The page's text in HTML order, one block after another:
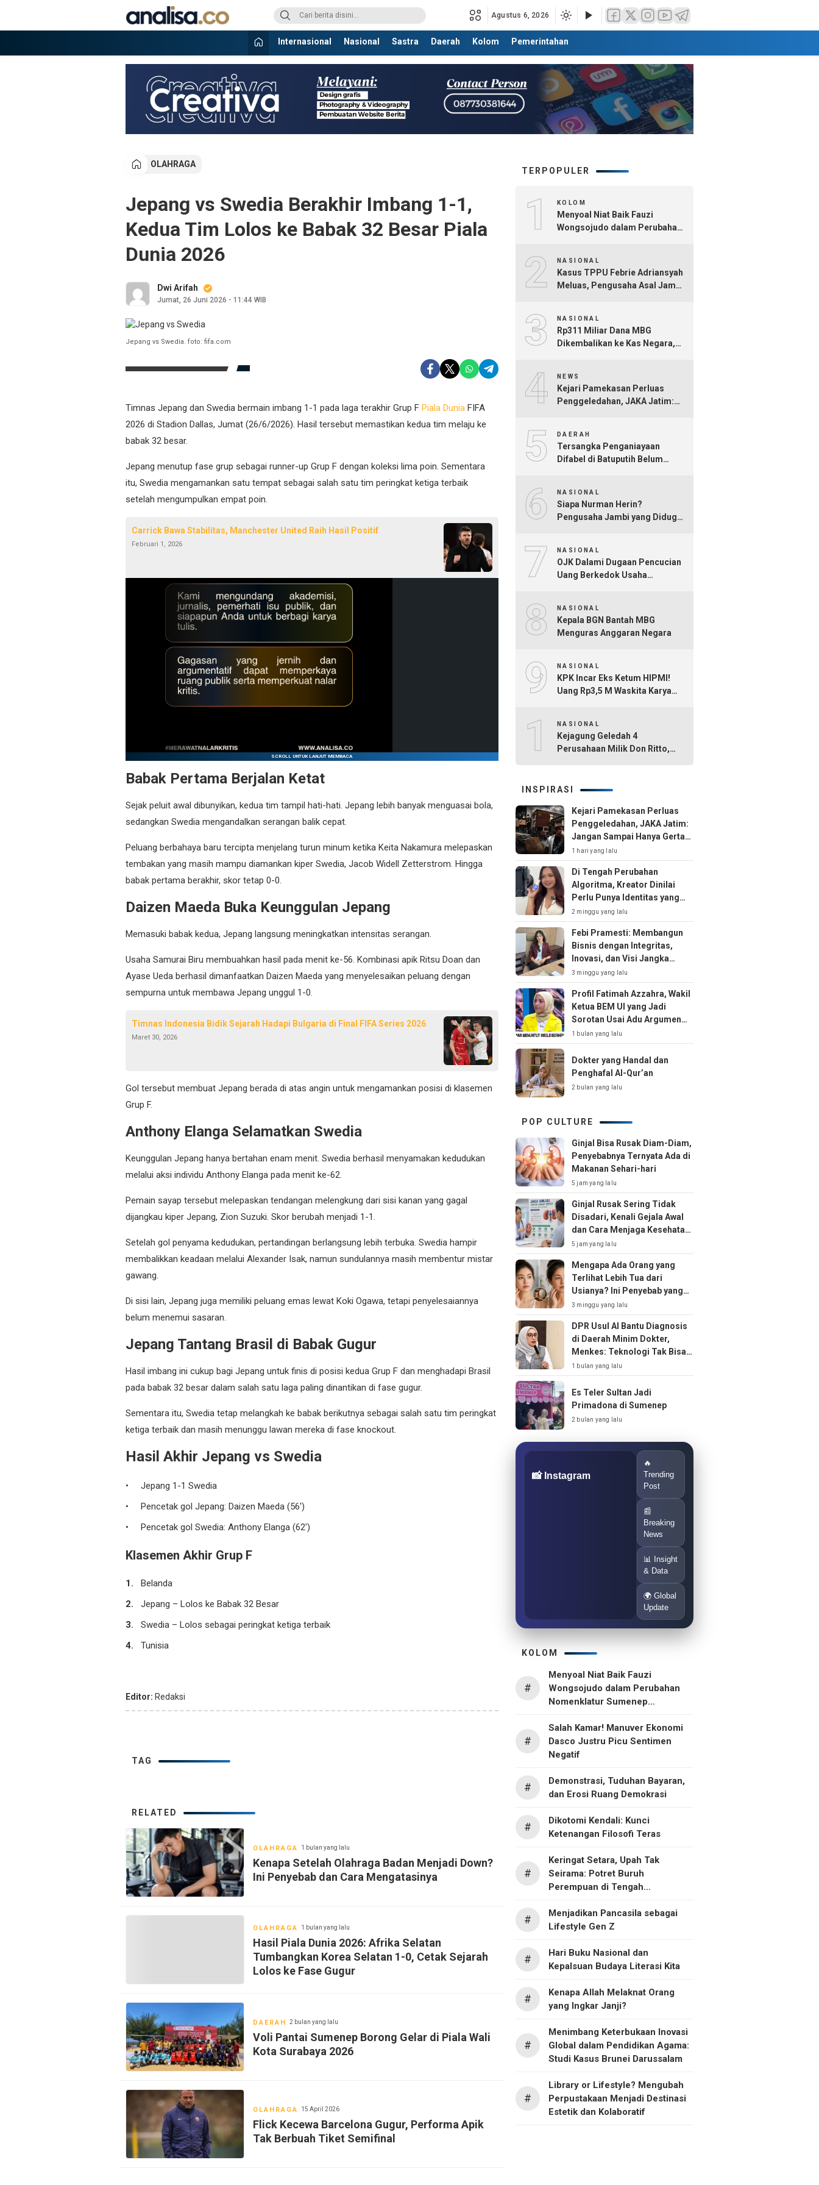
konten
Agustus 6, 2026
Internasional Nasional Sastra Daerah Kolom Pemerintahan
OLAHRAGA
Jepang vs Swedia Berakhir Imbang 1-1,
Kedua Tim Lolos ke Babak 32 Besar Piala
Dunia 2026
Dwi Arifah
Jumat, 26 Juni 2026 - 11:44 WIB
Jepang vs Swedia. foto: fifa.com
Timnas Jepang dan Swedia bermain imbang 1-1 pada laga terakhir Grup F Piala Dunia FIFA
2026 di Stadion Dallas, Jumat (26/6/2026). Hasil tersebut memastikan kedua tim melaju ke
babak 32 besar.
Jepang menutup fase grup sebagai runner-up Grup F dengan koleksi lima poin. Sementara
itu, Swedia mengamankan satu tempat sebagai salah satu tim peringkat ketiga terbaik
setelah mengumpulkan empat poin.
Carrick Bawa Stabilitas, Manchester United Raih Hasil Positif
Februari 1, 2026
SCROLL UNTUK LANJUT MEMBACA
Babak Pertama Berjalan Ketat
Sejak peluit awal dibunyikan, kedua tim tampil hati-hati. Jepang lebih banyak menguasai bola,
sedangkan Swedia mengandalkan serangan balik cepat.
Peluang berbahaya baru tercipta menjelang turun minum ketika Keita Nakamura melepaskan
tembakan yang masih mampu diamankan kiper Swedia, Jacob Widell Zetterstrom. Hingga
babak pertama berakhir, skor tetap 0-0.
Daizen Maeda Buka Keunggulan Jepang
Memasuki babak kedua, Jepang langsung meningkatkan intensitas serangan.
Usaha Samurai Biru membuahkan hasil pada menit ke-56. Kombinasi apik Ritsu Doan dan
Ayase Ueda berhasil dimanfaatkan Daizen Maeda yang menyelesaikan peluang dengan
sempurna untuk membawa Jepang unggul 1-0.
Timnas Indonesia Bidik Sejarah Hadapi Bulgaria di Final FIFA Series 2026
Maret 30, 2026
Gol tersebut membuat Jepang berada di atas angin untuk mengamankan posisi di klasemen
Grup F.
Anthony Elanga Selamatkan Swedia
Keunggulan Jepang hanya bertahan enam menit. Swedia berhasil menyamakan kedudukan
melalui aksi individu Anthony Elanga pada menit ke-62.
Pemain sayap tersebut melepaskan tendangan melengkung dari sisi kanan yang gagal
dijangkau kiper Jepang, Zion Suzuki. Skor berubah menjadi 1-1.
Setelah gol penyama kedudukan, pertandingan berlangsung lebih terbuka. Swedia hampir
membalikkan keadaan melalui Alexander Isak, namun sundulannya masih membentur mistar
gawang.
Di sisi lain, Jepang juga memiliki peluang emas lewat Koki Ogawa, tetapi penyelesaiannya
belum menemui sasaran.
Jepang Tantang Brasil di Babak Gugur
Hasil imbang ini cukup bagi Jepang untuk finis di posisi kedua Grup F dan menghadapi Brasil
pada babak 32 besar dalam salah satu laga paling dinantikan di fase gugur.
Sementara itu, Swedia tetap melangkah ke babak berikutnya sebagai salah satu tim peringkat
ketiga terbaik dan masih menunggu lawan mereka di fase knockout.
Hasil Akhir Jepang vs Swedia
Jepang 1-1 Swedia
Pencetak gol Jepang: Daizen Maeda (56′)
Pencetak gol Swedia: Anthony Elanga (62′)
Klasemen Akhir Grup F
Belanda
Jepang – Lolos ke Babak 32 Besar
Swedia – Lolos sebagai peringkat ketiga terbaik
Tunisia
Editor: Redaksi
TAG
RELATED
OLAHRAGA 1 bulan yang lalu
Kenapa Setelah Olahraga Badan Menjadi Down?
Ini Penyebab dan Cara Mengatasinya
OLAHRAGA 1 bulan yang lalu
Hasil Piala Dunia 2026: Afrika Selatan
Tumbangkan Korea Selatan 1-0, Cetak Sejarah
Lolos ke Fase Gugur
DAERAH 2 bulan yang lalu
Voli Pantai Sumenep Borong Gelar di Piala Wali
Kota Surabaya 2026
OLAHRAGA 15 April 2026
Flick Kecewa Barcelona Gugur, Performa Apik
Tak Berbuah Tiket Semifinal
TERPOPULER
1 KOLOM
Menyoal Niat Baik Fauzi
Wongsojudo dalam Perubahan
2 NASIONAL
Kasus TPPU Febrie Adriansyah
Meluas, Pengusaha Asal Jambi
3 NASIONAL
Rp311 Miliar Dana MBG
Dikembalikan ke Kas Negara,
4 NEWS
Kejari Pamekasan Perluas
Penggeledahan, JAKA Jatim:
5 DAERAH
Tersangka Penganiayaan
Difabel di Batuputih Belum
6 NASIONAL
Siapa Nurman Herin?
Pengusaha Jambi yang Diduga
7 NASIONAL
OJK Dalami Dugaan Pencucian
Uang Berkedok Usaha
8 NASIONAL
Kepala BGN Bantah MBG
Menguras Anggaran Negara
9 NASIONAL
KPK Incar Eks Ketum HIPMI!
Uang Rp3,5 M Waskita Karya
10NASIONAL
Kejagung Geledah 4
Perusahaan Milik Don Ritto,
INSPIRASI
Kejari Pamekasan Perluas
Penggeledahan, JAKA Jatim:
Jangan Sampai Hanya Gertak
Sambal!
1 hari yang lalu
Di Tengah Perubahan
Algoritma, Kreator Dinilai
Perlu Punya Identitas yang
Kuat
2 minggu yang lalu
Febi Pramesti: Membangun
Bisnis dengan Integritas,
Inovasi, dan Visi Jangka
Panjang
3 minggu yang lalu
Profil Fatimah Azzahra, Wakil
Ketua BEM UI yang Jadi
Sorotan Usai Adu Argumen
soal MBG
1 bulan yang lalu
Dokter yang Handal dan
Penghafal Al-Qur’an
2 bulan yang lalu
POP CULTURE
Ginjal Bisa Rusak Diam-Diam,
Penyebabnya Ternyata Ada di
Makanan Sehari-hari
5 jam yang lalu
Ginjal Rusak Sering Tidak
Disadari, Kenali Gejala Awal
dan Cara Menjaga Kesehatan
Ginjal Sejak Dini
5 jam yang lalu
Mengapa Ada Orang yang
Terlihat Lebih Tua dari
Usianya? Ini Penyebab yang
Jarang Disadari
3 minggu yang lalu
DPR Usul AI Bantu Diagnosis
di Daerah Minim Dokter,
Menkes: Teknologi Tak Bisa
Gantikan Peran Dokter
1 bulan yang lalu
Es Teler Sultan Jadi
Primadona di Sumenep
2 bulan yang lalu
📸 Instagram
🔥
Trending
Post
📰
Breaking
News
📊 Insight
& Data
🌍 Global
Update
KOLOM
#
Menyoal Niat Baik Fauzi
Wongsojudo dalam Perubahan
Nomenklatur Sumenep
#
Salah Kamar! Manuver Ekonomi
Dasco Justru Picu Sentimen
Negatif
#
Demonstrasi, Tuduhan Bayaran,
dan Erosi Ruang Demokrasi
#
Dikotomi Kendali: Kunci
Ketenangan Filosofi Teras
#
Keringat Setara, Upah Tak
Seirama: Potret Buruh
Perempuan di Tengah
#
Menjadikan Pancasila sebagai
Lifestyle Gen Z
#
Hari Buku Nasional dan
Kepalsuan Budaya Literasi Kita
#
Kenapa Allah Melaknat Orang
yang Ingkar Janji?
#
Menimbang Keterbukaan Inovasi
Global dalam Pendidikan Agama:
Studi Kasus Brunei Darussalam
#
Library or Lifestyle? Mengubah
Perpustakaan Menjadi Destinasi
Estetik dan Kolaboratif